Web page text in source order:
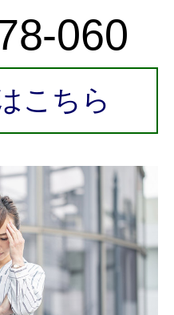
060
こちら